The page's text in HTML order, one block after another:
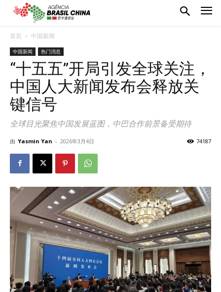
首页 中国新闻
中国新闻 热门消息
“十五五”开局引发全球关注，
中国人大新闻发布会释放关
键信号
全球目光聚焦中国发展蓝图，中巴合作前景备受期待
由 Yasmin Yan - 2026年3月4日 74187